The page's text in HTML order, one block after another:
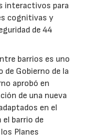
interactivos para
cognitivas y
de 44
barrios es uno
de Gobierno de la
aprobó en
de una nueva
en el
el barrio de
Planes